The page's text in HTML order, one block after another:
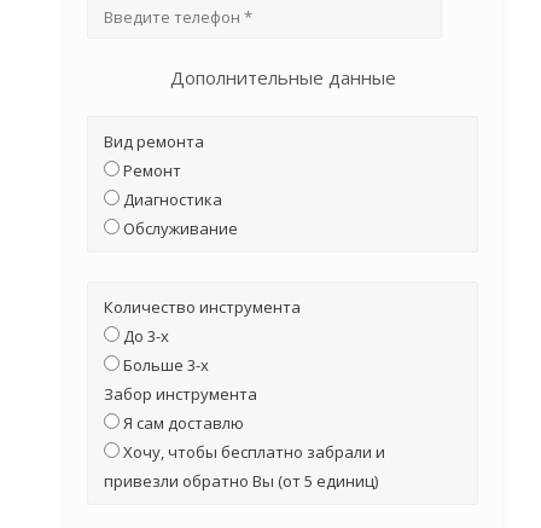
Дополнительные данные
Вид ремонта
Ремонт
Диагностика
Обслуживание
Количество инструмента
До 3-х
Больше 3-х
Забор инструмента
Я сам доставлю
Хочу, чтобы бесплатно забрали и
привезли обратно Вы (от 5 единиц)